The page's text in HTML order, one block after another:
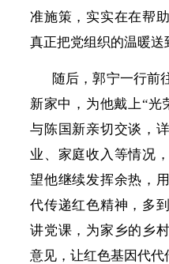
准施策，实实在在帮
真正把党组织的温暖送
随后，郭宁一行前
新家中，为他戴上“光
与陈国新亲切交谈，
业、家庭收入等情况
望他继续发挥余热，
代传递红色精神，多
讲党课，为家乡的乡
意见，让红色基因代代